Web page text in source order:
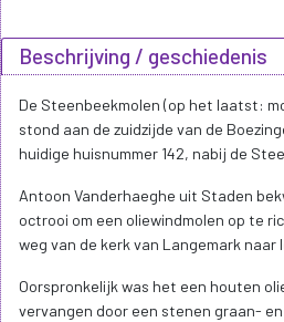
Beschrijving / geschiedenis
De Steenbeekmolen (op het laatst:
stond aan de zuidzijde van de
huidige huisnummer 142, nabij de
Antoon Vanderhaeghe uit Staden
octrooi om een oliewindmolen op te
weg van de kerk van Langemark naar
Oorspronkelijk was het een houten
vervangen door een stenen graan-